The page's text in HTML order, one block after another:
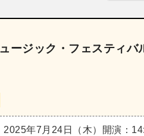
ージック・フェスティ
2025年7月24日（木） 開演：